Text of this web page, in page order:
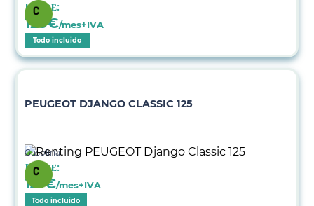
Desde:
123€/mes+IVA
Todo incluido
PEUGEOT DJANGO CLASSIC 125
Gasolina
Desde:
131€/mes+IVA
Todo incluido